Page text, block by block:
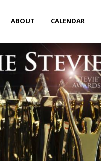
ABOUT CALENDAR